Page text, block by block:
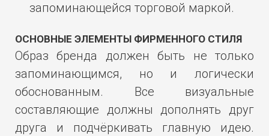
запоминающейся торговой маркой.
ОСНОВНЫЕ ЭЛЕМЕНТЫ ФИРМЕННОГО СТИЛЯ
Образ бренда должен быть не только
запоминающимся, но и логически
обоснованным. Все визуальные
составляющие должны дополнять друг
друга и подчёркивать главную идею.